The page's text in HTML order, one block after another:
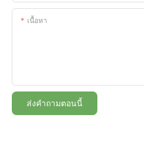
เนื้อหา
ส่งคำถามตอนนี้